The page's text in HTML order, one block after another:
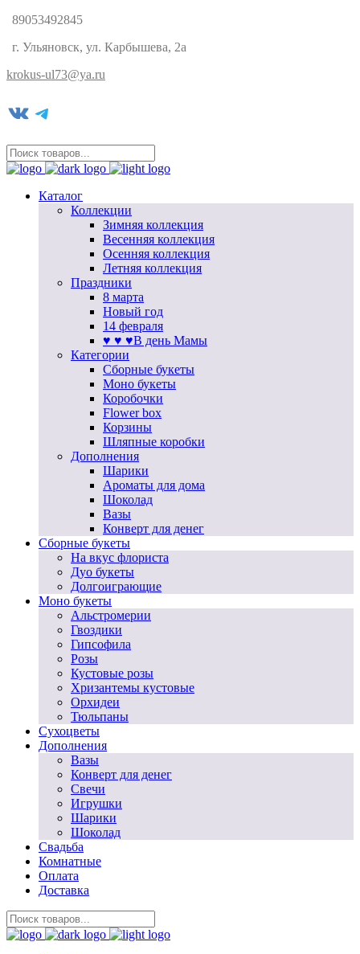
89053492845
г. Ульяновск, ул. Карбышева, 2а
krokus-ul73@ya.ru
VK Telegram
Каталог
Коллекции
Зимняя коллекция
Весенняя коллекция
Осенняя коллекция
Летняя коллекция
Праздники
8 марта
Новый год
14 февраля
♥ ♥ ♥В день Мамы
Категории
Сборные букеты
Моно букеты
Коробочки
Flower box
Корзины
Шляпные коробки
Дополнения
Шарики
Ароматы для дома
Шоколад
Вазы
Конверт для денег
Сборные букеты
На вкус флориста
Дуо букеты
Долгоиграющие
Моно букеты
Альстромерии
Гвоздики
Гипсофила
Розы
Кустовые розы
Хризантемы кустовые
Орхидеи
Тюльпаны
Сухоцветы
Дополнения
Вазы
Конверт для денег
Свечи
Игрушки
Шарики
Шоколад
Свадьба
Комнатные
Оплата
Доставка